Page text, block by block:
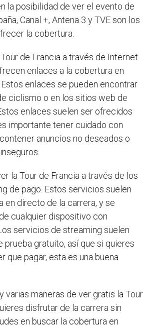
la posibilidad de ver el evento de
Canal +, Antena 3 y TVE son los
la cobertura.
de Francia a través de Internet.
enlaces a la cobertura en
enlaces se pueden encontrar
ciclismo o en los sitios web de
enlaces suelen ser ofrecidos
importante tener cuidado con
anuncios no deseados o
la Tour de Francia a través de los
de pago. Estos servicios suelen
en directo de la carrera, y se
cualquier dispositivo con
servicios de streaming suelen
prueba gratuito, así que si quieres
que pagar, esta es una buena
varias maneras de ver gratis la Tour
disfrutar de la carrera sin
en buscar la cobertura en